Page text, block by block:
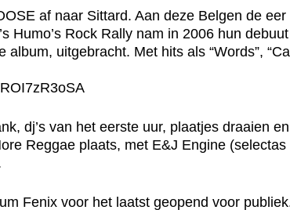
af naar Sittard. Aan deze Belgen de
Rock Rally nam in 2006 hun
uitgebracht. Met hits als “Words”,
dj’s van het eerste uur, plaatjes draaien
Reggae plaats, met E&J Engine
Fenix voor het laatst geopend voor